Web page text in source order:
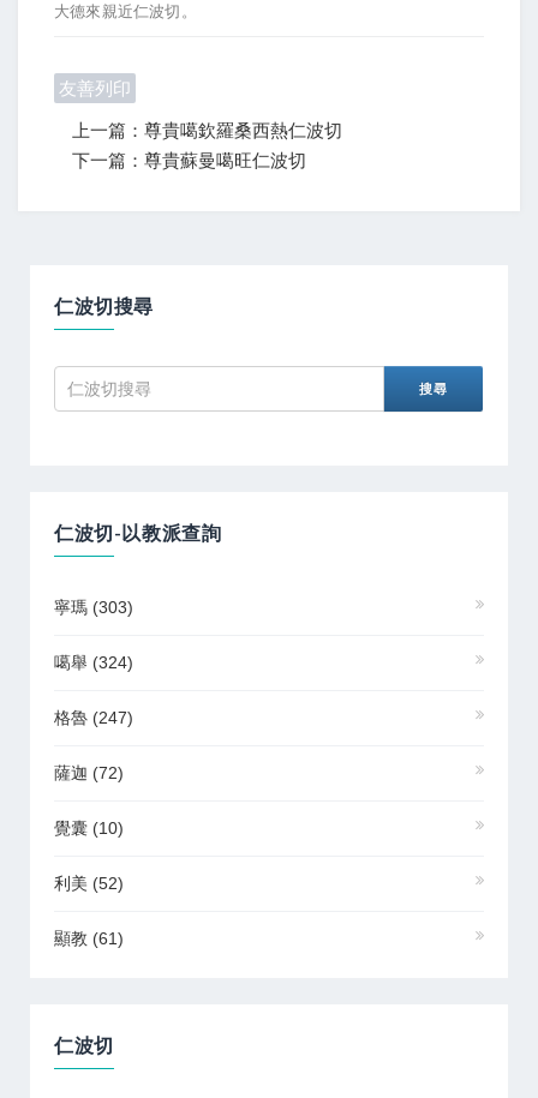
大德來親近仁波切。
友善列印
上一篇：尊貴噶欽羅桑西熱仁波切
下一篇：尊貴蘇曼噶旺仁波切
仁波切搜尋
仁波切-以教派查詢
寧瑪 (303)
噶舉 (324)
格魯 (247)
薩迦 (72)
覺囊 (10)
利美 (52)
顯教 (61)
仁波切